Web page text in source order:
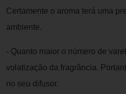
Certamente o aroma terá uma
ambiente.
- Quanto maior o número de
volatização da fragrância.
no seu difusor.